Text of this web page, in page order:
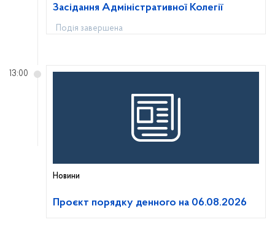
Засідання Адміністративної Колегії
Подія завершена
Новини
Проєкт порядку денного на 06.08.2026
13:00